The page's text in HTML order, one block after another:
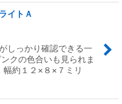
イトＡ
しっかり確認できる一
クの色合いも見られま
約１２×８×７ミリ